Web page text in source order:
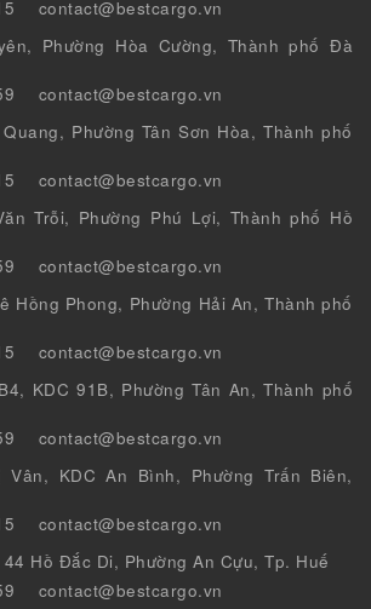
contact@bestcargo.vn
Phường Hòa Cường, Thành phố Đà
contact@bestcargo.vn
Phường Tân Sơn Hòa, Thành phố
contact@bestcargo.vn
Trỗi, Phường Phú Lợi, Thành phố Hồ
contact@bestcargo.vn
Hồng Phong, Phường Hải An, Thành phố
contact@bestcargo.vn
KDC 91B, Phường Tân An, Thành phố
contact@bestcargo.vn
Vân, KDC An Bình, Phường Trấn Biên,
contact@bestcargo.vn
Hồ Đắc Di, Phường An Cựu, Tp. Huế
contact@bestcargo.vn